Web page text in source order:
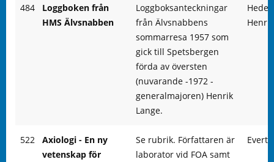
484
Loggboken från
HMS Älvsnabben
Loggboksanteckningar
från Älvsnabbens
sommarresa 1957 som
gick till Spetsbergen
förda av översten
(nuvarande -1972 -
generalmajoren) Henrik
Lange.
522
Axiologi - En ny
vetenskap för
Se rubrik. Författaren är
laborator vid FOA samt
Evert